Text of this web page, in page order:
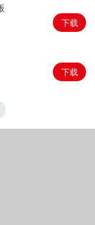
下载
下载